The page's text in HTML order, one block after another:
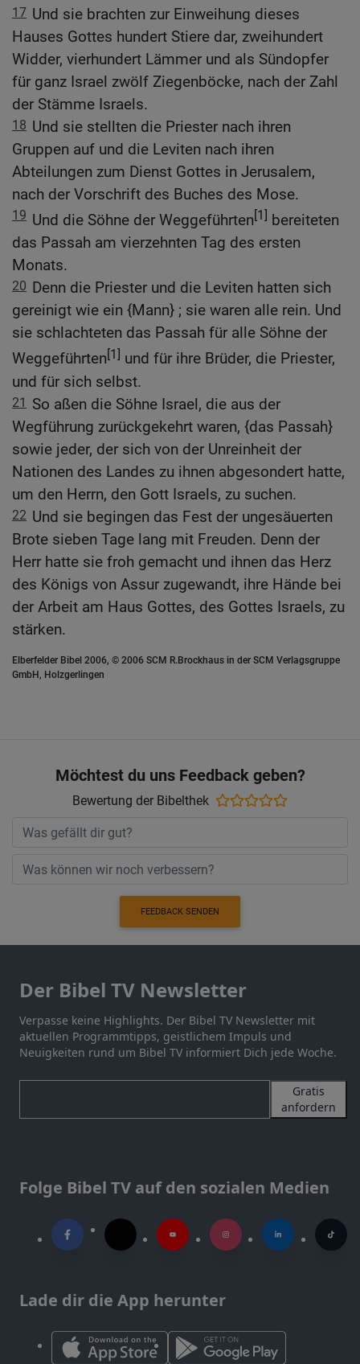
17 Und sie brachten zur Einweihung dieses
Hauses Gottes hundert Stiere dar, zweihundert
Widder, vierhundert Lämmer und als Sündopfer
für ganz Israel zwölf Ziegenböcke, nach der Zahl
der Stämme Israels.
18 Und sie stellten die Priester nach ihren
Gruppen auf und die Leviten nach ihren
Abteilungen zum Dienst Gottes in Jerusalem,
nach der Vorschrift des Buches des Mose.
19 Und die Söhne der Weggeführten[1] bereiteten
das Passah am vierzehnten Tag des ersten
Monats.
20 Denn die Priester und die Leviten hatten sich
gereinigt wie ein {Mann} ; sie waren alle rein. Und
sie schlachteten das Passah für alle Söhne der
Weggeführten[1] und für ihre Brüder, die Priester,
und für sich selbst.
21 So aßen die Söhne Israel, die aus der
Wegführung zurückgekehrt waren, {das Passah}
sowie jeder, der sich von der Unreinheit der
Nationen des Landes zu ihnen abgesondert hatte,
um den Herrn, den Gott Israels, zu suchen.
22 Und sie begingen das Fest der ungesäuerten
Brote sieben Tage lang mit Freuden. Denn der
Herr hatte sie froh gemacht und ihnen das Herz
des Königs von Assur zugewandt, ihre Hände bei
der Arbeit am Haus Gottes, des Gottes Israels, zu
stärken.
Elberfelder Bibel 2006, © 2006 SCM R.Brockhaus in der SCM Verlagsgruppe
GmbH, Holzgerlingen
Möchtest du uns Feedback geben?
Bewertung der Bibelthek
FEEDBACK SENDEN
Der Bibel TV Newsletter
Verpasse keine Highlights. Der Bibel TV Newsletter mit
aktuellen Programmtipps, geistlichem Impuls und
Neuigkeiten rund um Bibel TV informiert Dich jede Woche.
Gratis
anfordern
Folge Bibel TV auf den sozialen Medien
Lade dir die App herunter